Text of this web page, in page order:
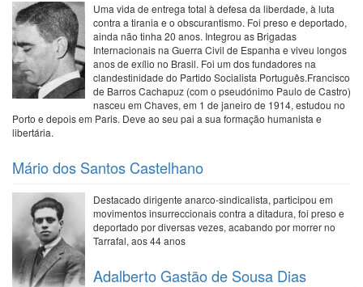
Uma vida de entrega total à defesa da liberdade, à luta
contra a tirania e o obscurantismo. Foi preso e deportado,
ainda não tinha 20 anos. Integrou as Brigadas
Internacionais na Guerra Civil de Espanha e viveu longos
anos de exílio no Brasil. Foi um dos fundadores na
clandestinidade do Partido Socialista Português.Francisco
de Barros Cachapuz (com o pseudónimo Paulo de Castro)
nasceu em Chaves, em 1 de janeiro de 1914, estudou no
Porto e depois em Paris. Deve ao seu pai a sua formação humanista e
libertária.
Mário dos Santos Castelhano
Destacado dirigente anarco-sindicalista, participou em
movimentos insurreccionais contra a ditadura, foi preso e
deportado por diversas vezes, acabando por morrer no
Tarrafal, aos 44 anos
Adalberto Gastão de Sousa Dias